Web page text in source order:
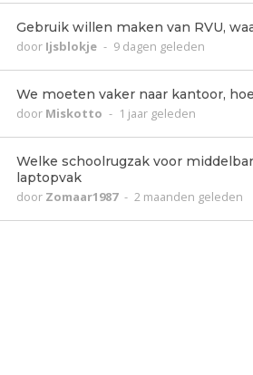
Gebruik willen maken van RVU,
door Ijsblokje - 9 dagen geleden
We moeten vaker naar kantoor,
door Miskotto - 1 jaar geleden
Welke schoolrugzak voor
laptopvak
door Zomaar1987 - 2 maanden geleden